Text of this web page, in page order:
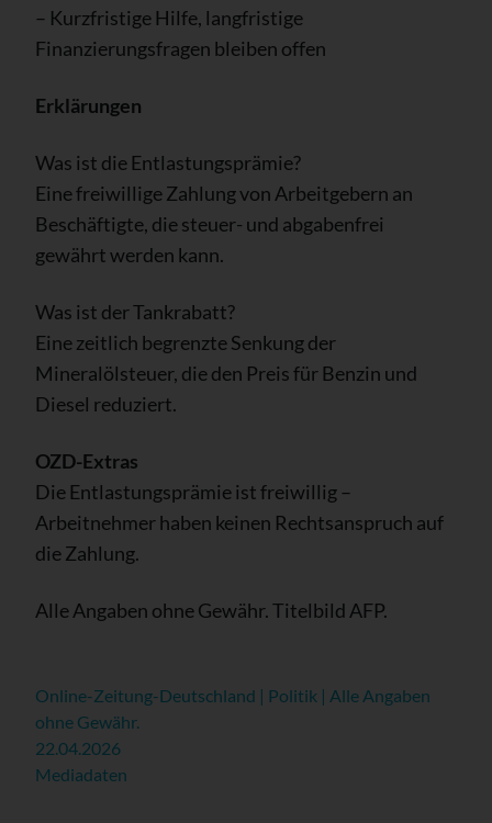
– Kurzfristige Hilfe, langfristige
Finanzierungsfragen bleiben offen
Erklärungen
Was ist die Entlastungsprämie?
Eine freiwillige Zahlung von Arbeitgebern an
Beschäftigte, die steuer- und abgabenfrei
gewährt werden kann.
Was ist der Tankrabatt?
Eine zeitlich begrenzte Senkung der
Mineralölsteuer, die den Preis für Benzin und
Diesel reduziert.
OZD-Extras
Die Entlastungsprämie ist freiwillig –
Arbeitnehmer haben keinen Rechtsanspruch auf
die Zahlung.
Alle Angaben ohne Gewähr. Titelbild AFP.
Online-Zeitung-Deutschland | Politik | Alle Angaben
ohne Gewähr.
22.04.2026
Mediadaten